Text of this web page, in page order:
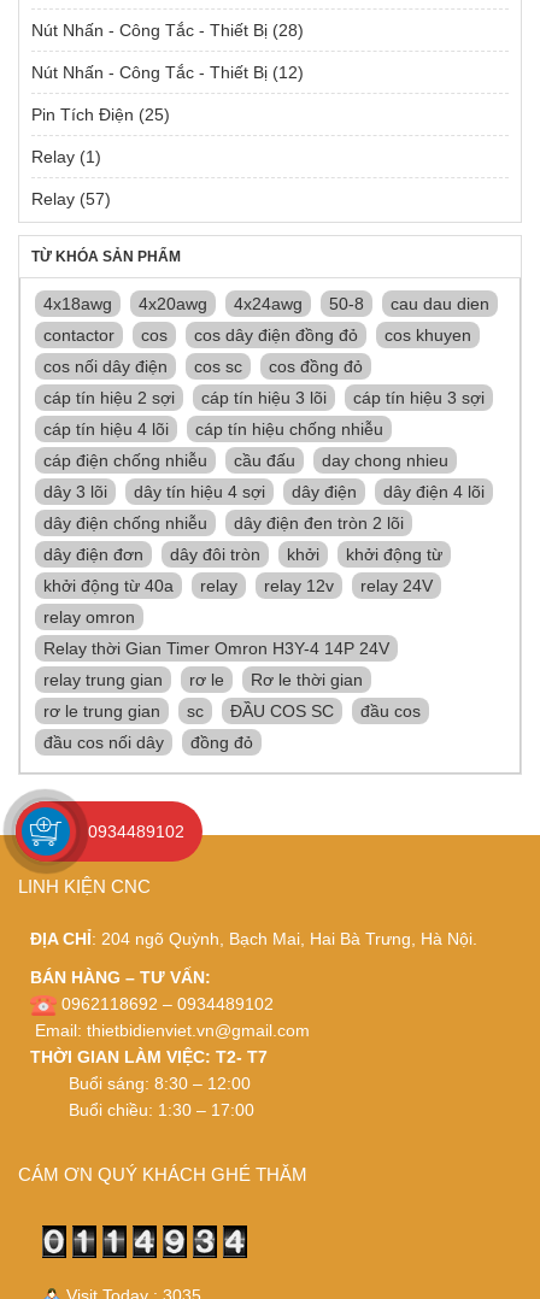
Nút Nhấn - Công Tắc - Thiết Bị (28)
Nút Nhấn - Công Tắc - Thiết Bị (12)
Pin Tích Điện (25)
Relay (1)
Relay (57)
TỪ KHÓA SẢN PHẨM
4x18awg 4x20awg 4x24awg 50-8
cau dau dien
contactor
cos cos dây điện đồng đỏ
cos khuyen
cos nối dây điện
cos sc
cos đồng đỏ
cáp tín hiệu 2 sợi
cáp tín hiệu 3 lõi
cáp tín hiệu 3 sợi
cáp tín hiệu 4 lõi
cáp tín hiệu chống nhiễu
cáp điện chống nhiễu
cầu đấu
day chong nhieu
dây 3 lõi
dây tín hiệu 4 sợi dây điện
dây điện 4 lõi
dây điện chống nhiễu
dây điện đen tròn 2 lõi
dây điện đơn
dây đôi tròn khởi
khởi động từ
khởi động từ 40a
relay relay 12v
relay 24V
relay omron
Relay thời Gian Timer Omron H3Y-4 14P 24V
relay trung gian
rơ le
Rơ le thời gian
rơ le trung gian
sc ĐẦU COS SC
đầu cos
đầu cos nối dây
đồng đỏ
LINH KIỆN CNC
ĐỊA CHỈ: 204 ngõ Quỳnh, Bạch Mai, Hai Bà Trưng, Hà Nội.
BÁN HÀNG – TƯ VẤN:
0962118692 – 0934489102
Email: thietbidienviet.vn@gmail.com
THỜI GIAN LÀM VIỆC: T2- T7
Buổi sáng: 8:30 – 12:00
Buổi chiều: 1:30 – 17:00
CÁM ƠN QUÝ KHÁCH GHÉ THĂM
0934489102